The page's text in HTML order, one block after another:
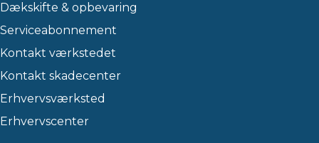
Dækskifte & opbevaring
Serviceabonnement
Kontakt værkstedet
Kontakt skadecenter
Erhvervsværksted
Erhvervscenter